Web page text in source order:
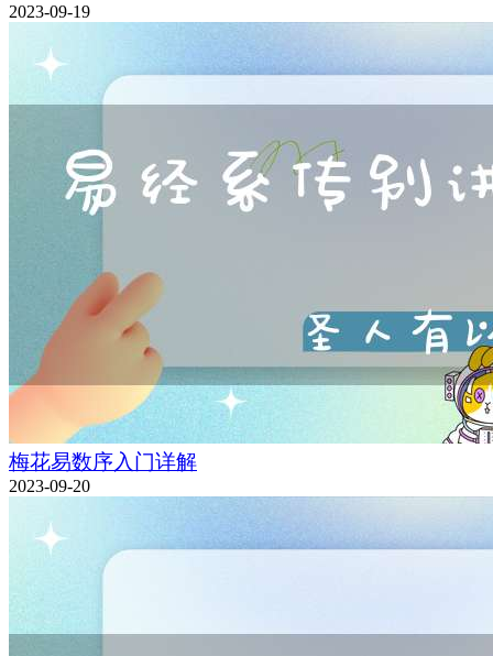
2023-09-19
梅花易数序入门详解
2023-09-20